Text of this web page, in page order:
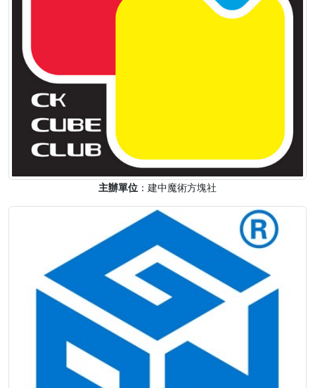
主辦單位 ：建中魔術方塊社